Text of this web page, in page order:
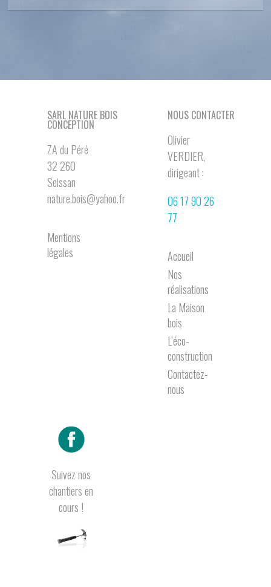
SARL NATURE BOIS
CONCEPTION
ZA du Péré
32 260
Seissan
nature.bois@yahoo.fr
Mentions
légales
NOUS CONTACTER
Olivier
VERDIER,
dirigeant :
06 17 90 26
77
Accueil
Nos
réalisations
La Maison
bois
L’éco-
construction
Contactez-
nous
Suivez nos
chantiers en
cours !